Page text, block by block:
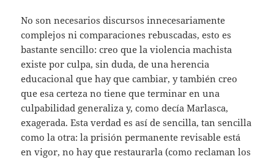
No son necesarios discursos innecesariamente
complejos ni comparaciones rebuscadas, esto es
bastante sencillo: creo que la violencia machista
existe por culpa, sin duda, de una herencia
educacional que hay que cambiar, y también creo
que esa certeza no tiene que terminar en una
culpabilidad generaliza y, como decía Marlasca,
exagerada. Esta verdad es así de sencilla, tan sencilla
como la otra: la prisión permanente revisable está
en vigor, no hay que restaurarla (como reclaman los